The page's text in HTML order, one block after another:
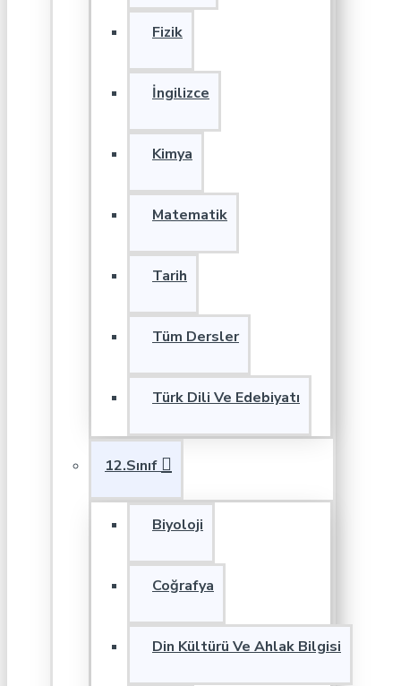
Fizik
İngilizce
Kimya
Matematik
Tarih
Tüm Dersler
Türk Dili Ve Edebiyatı
12.Sınıf
Biyoloji
Coğrafya
Din Kültürü Ve Ahlak Bilgisi